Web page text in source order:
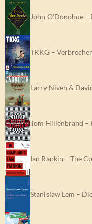
John O’Donohue
TKKG –
Larry Niven &
Tom Hillenbrand –
Ian Rankin – The
Stanislaw Lem –